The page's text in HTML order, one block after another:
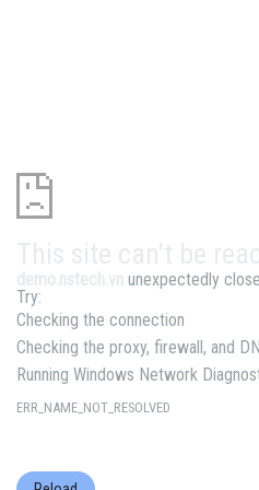
unexpectedly
Try:
Checking the connection
Checking the proxy, firewall, and
Running Windows Network
ERR_NAME_NOT_RESOLVED